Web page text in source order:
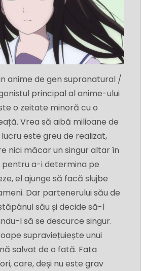
anime de gen supranatural /
principal al anime-ului
o zeitate minoră cu o
Vrea să aibă milioane de
este greu de realizat,
nici măcar un singur altar în
pentru a-i determina pe
el ajunge să facă slujbe
Dar partenerului său de
său și decide să-l
l să se descurce singur.
supraviețuiește unui
salvat de o fată. Fata
care, deși nu este grav